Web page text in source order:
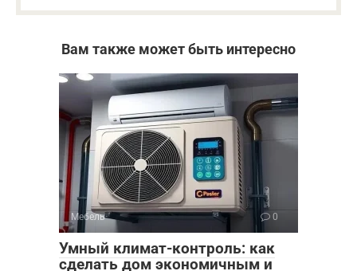
Вам также может быть интересно
Мебель 0
Умный климат-контроль: как
сделать дом экономичным и